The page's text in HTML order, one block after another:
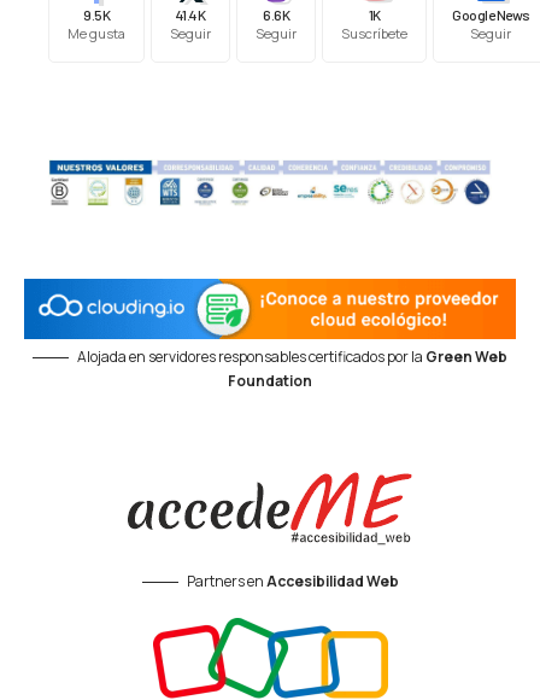
9.5K
Me gusta
41.4K
Seguir
6.6K
Seguir
1K
Suscríbete
Google News
Seguir
Alojada en servidores responsables certificados por la Green Web
Foundation
Partners enAccesibilidad Web